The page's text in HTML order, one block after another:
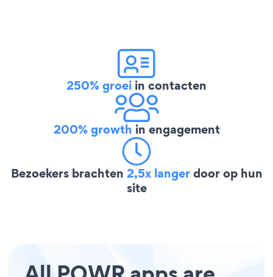
250% groei in contacten
200% growth in engagement
Bezoekers brachten 2,5x langerdoor op hun
site